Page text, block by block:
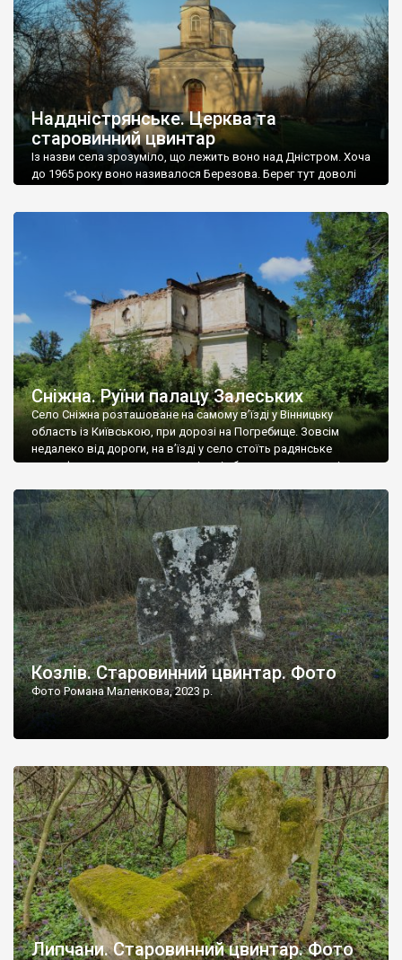
роках Болган […]
Наддністрянське. Церква та
старовинний цвинтар
Із назви села зрозуміло, що лежить воно над Дністром. Хоча
до 1965 року воно називалося Березова. Берег тут доволі
Наддністрянське відрізняється від більшості навколишніх
сіл. У селі є мурована Михайлівська церква. Точної дати […]
Сніжна. Руїни палацу Залеських
Село Сніжна розташоване на самому в’їзді у Вінницьку
область із Київською, при дорозі на Погребище. Зовсім
недалеко від дороги, на в’їзді у село стоїть радянське
рельєфне пано, яке показує жінку і яблуню, а трохи далі, десь
не видно, але видно дві стареньких колії у траві – […]
Козлів. Старовинний цвинтар. Фото
Фото Романа Маленкова, 2023 р.
Липчани. Старовинний цвинтар. Фото